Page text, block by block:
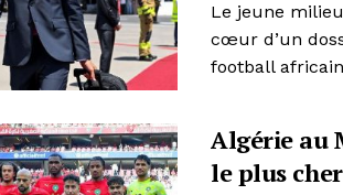
Le jeune
cœur d’un
football
Algérie au
le plus